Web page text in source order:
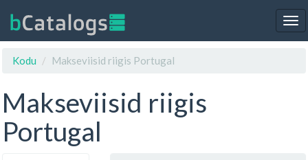
Kodu
Makseviisid riigis Portugal
Makseviisid riigis
Portugal